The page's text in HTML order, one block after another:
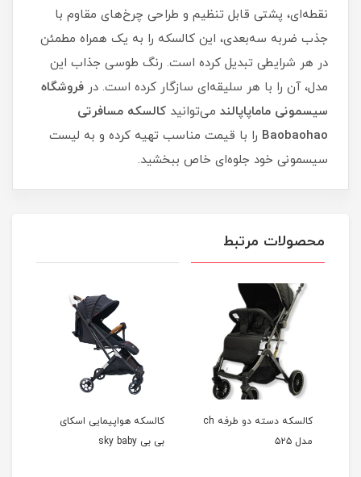
نقطه‌ای، پشتی قابل تنظیم و طراحی چرخ‌های مقاوم با
جذب ضربه سه‌بعدی، این کالسکه را به یک همراه مطمئن
در هر شرایطی تبدیل کرده است. رنگ طوسی جذاب این
مدل، آن را با هر سلیقه‌ای سازگار کرده است. در فروشگاه
سیسمونی ماماپاپالند می‌توانید کالسکه مسافرتی
Baobaohao را با قیمت مناسب تهیه کرده و به لیست
سیسمونی خود جلوه‌ای خاص ببخشید.
محصولات مرتبط
کالسکه دسته دو طرفه ch
مدل ۵۲۵
کالسکه هواپیمایی اسکای
بی بی sky baby